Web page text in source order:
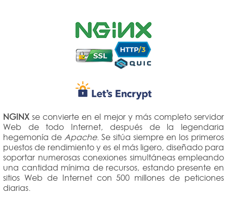
NGINX se convierte en el mejor y más completo servidor
Web de todo Internet, después de la legendaria
hegemonía de Apache. Se sitúa siempre en los primeros
puestos de rendimiento y es el más ligero, diseñado para
soportar numerosas conexiones simultáneas empleando
una cantidad mínima de recursos, estando presente en
sitios Web de Internet con 500 millones de peticiones
diarias.